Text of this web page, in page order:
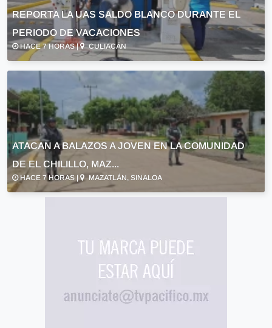
REPORTA LA UAS SALDO BLANCO DURANTE EL
PERIODO DE VACACIONES
HACE 7 HORAS | CULIACÁN
ATACAN A BALAZOS A JOVEN EN LA COMUNIDAD
DE EL CHILILLO, MAZ...
HACE 7 HORAS | MAZATLÁN, SINALOA